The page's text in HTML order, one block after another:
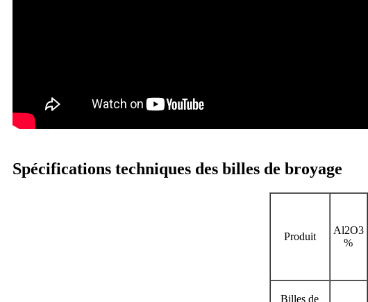
Spécifications techniques des billes de broyage
Produit
Al2O3
%
Billes de